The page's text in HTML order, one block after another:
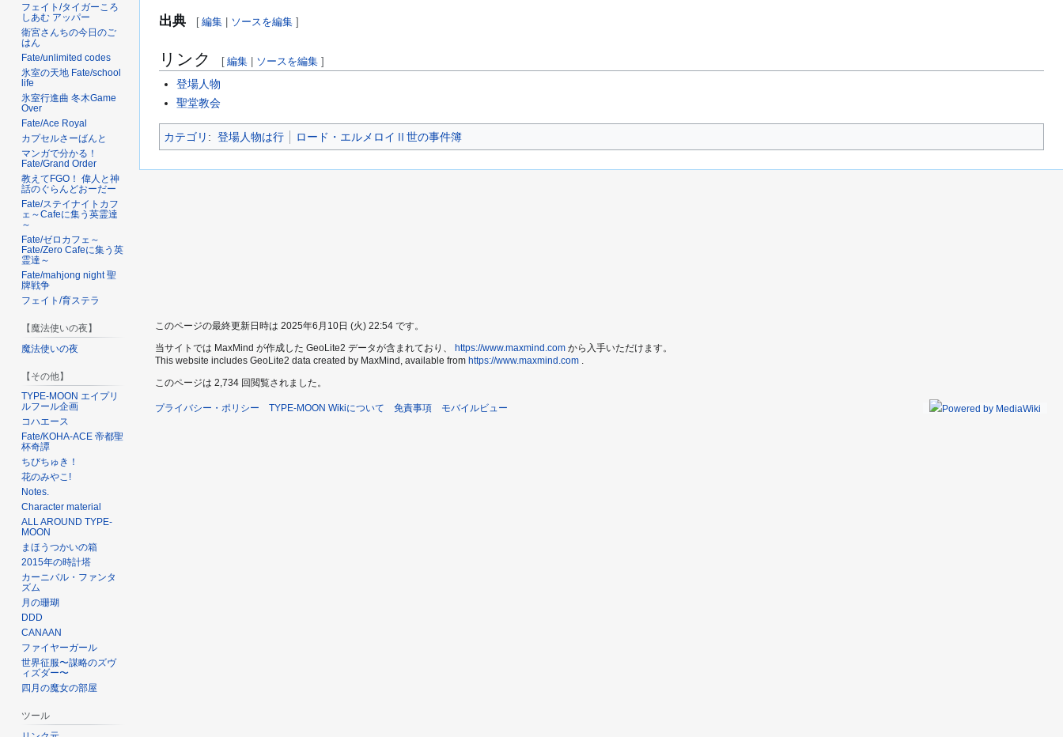
出典 [ 編集 ソースを編集 ]
リンク [ 編集 ソースを編集 ]
登場人物
聖堂教会
カテゴリ : 登場人物は行 ロード・エルメロイⅡ世の事件簿
フェイト/タイガーころ
しあむ アッパー
衛宮さんちの今日のご
はん
Fate/unlimited codes
氷室の天地 Fate/school
life
氷室行進曲 冬木Game
Over
Fate/Ace Royal
カプセルさーばんと
マンガで分かる！
Fate/Grand Order
教えてFGO！ 偉人と神
話のぐらんどおーだー
Fate/ステイナイトカフ
ェ～Cafeに集う英霊達
～
Fate/ゼロカフェ～
Fate/Zero Cafeに集う英
霊達～
Fate/mahjong night 聖
牌戦争
フェイト/育ステラ
【魔法使いの夜】
魔法使いの夜
【その他】
TYPE-MOON エイプリ
ルフール企画
コハエース
Fate/KOHA-ACE 帝都聖
杯奇譚
ちびちゅき！
花のみやこ!
Notes.
Character material
ALL AROUND TYPE-
MOON
まほうつかいの箱
2015年の時計塔
カーニバル・ファンタ
ズム
月の珊瑚
DDD
CANAAN
ファイヤーガール
世界征服〜謀略のズヴ
ィズダー〜
四月の魔女の部屋
ツール
このページの最終更新日時は 2025年6月10日 (火) 22:54 です。
当サイトでは MaxMind が作成した GeoLite2 データが含まれており、 https://www.maxmind.com から入手いただけます。
This website includes GeoLite2 data created by MaxMind, available from https://www.maxmind.com .
このページは 2,734 回閲覧されました。
プライバシー・ポリシー TYPE-MOON Wikiについて 免責事項 モバイルビュー